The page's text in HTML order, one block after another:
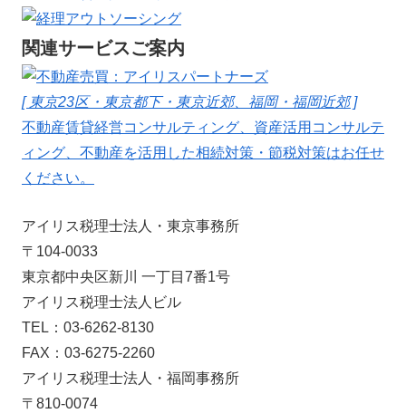
関連サービスご案内
[ 東京23区・東京都下・東京近郊、福岡・福岡近郊 ]
不動産賃貸経営コンサルティング、資産活用コンサルテ
ィング、不動産を活用した相続対策・節税対策はお任せ
ください。
アイリス税理士法人・東京事務所
〒104-0033
東京都中央区新川 一丁目7番1号
アイリス税理士法人ビル
TEL：03-6262-8130
FAX：03-6275-2260
アイリス税理士法人・福岡事務所
〒810-0074